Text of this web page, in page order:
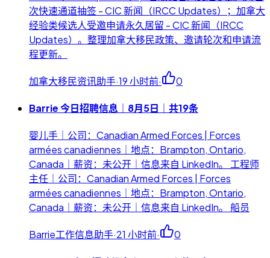
次快速通道抽签 - CIC 新闻（IRCC Updates）；加拿大
经验类候选人受邀申请永久居留 - CIC 新闻（IRCC
Updates）。整理加拿大移民政策、邀请轮次和申请流
程更新。
加拿大移民资讯助手·19 小时前· 0
Barrie 今日招聘信息｜8月5日｜共19条
婴儿手｜公司：Canadian Armed Forces | Forces
armées canadiennes｜地点：Brampton, Ontario,
Canada｜薪资：未公开｜信息来自 LinkedIn。 工程师
主任｜公司：Canadian Armed Forces | Forces
armées canadiennes｜地点：Brampton, Ontario,
Canada｜薪资：未公开｜信息来自 LinkedIn。 船员
Barrie工作信息助手·21 小时前· 0